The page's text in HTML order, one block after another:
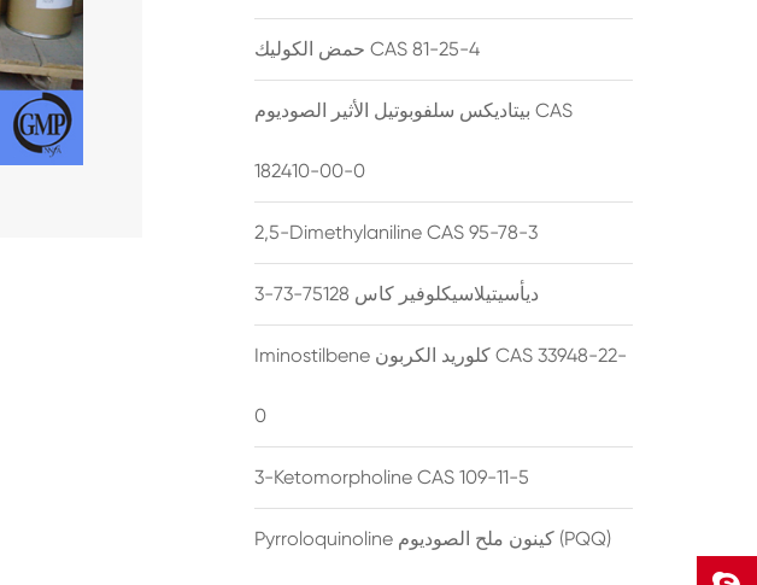
حمض الكوليك CAS 81-25-4
بيتاديكس سلفوبوتيل الأثير الصوديوم CAS
182410-00-0
2,5-Dimethylaniline CAS 95-78-3
ديأسيتيلاسيكلوفير كاس 75128-73-3
Iminostilbene كلوريد الكربون CAS 33948-22-
0
3-Ketomorpholine CAS 109-11-5
Pyrroloquinoline كينون ملح الصوديوم (PQQ)